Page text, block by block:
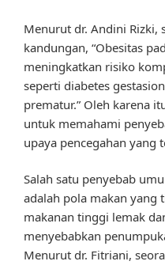
Menurut dr. Andini Rizki,
kandungan, “Obesitas
meningkatkan risiko
seperti diabetes
prematur.” Oleh karena
untuk memahami
upaya pencegahan yang
Salah satu penyebab
adalah pola makan yang
makanan tinggi lemak
menyebabkan
Menurut dr. Fitriani,